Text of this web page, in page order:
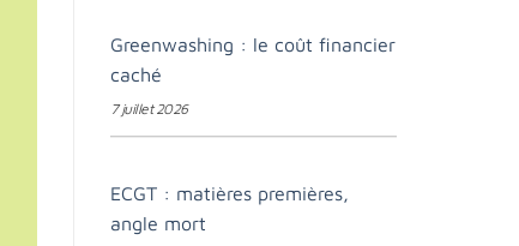
Greenwashing : le coût financier
caché
7 juillet 2026
ECGT : matières premières,
angle mort